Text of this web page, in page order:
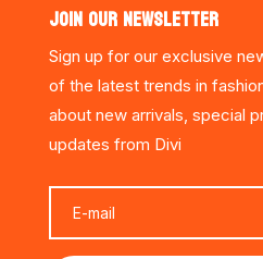
JOIN OUR NEWSLETTER
Sign up for our exclusive
of the latest trends in
about new arrivals, special
updates from Divi